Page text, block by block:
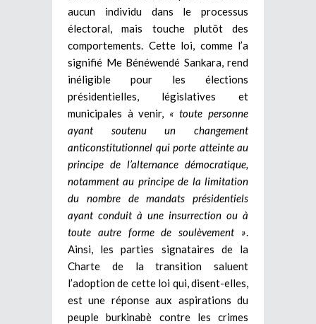
aucun individu dans le processus
électoral, mais touche plutôt des
comportements. Cette loi, comme l’a
signifié Me Bénéwendé Sankara, rend
inéligible pour les élections
présidentielles, législatives et
municipales à venir, « toute personne
ayant soutenu un changement
anticonstitutionnel qui porte atteinte au
principe de l’alternance démocratique,
notamment au principe de la limitation
du nombre de mandats présidentiels
ayant conduit à une insurrection ou à
toute autre forme de soulèvement »
Ainsi, les parties signataires de la
Charte de la transition saluent
l’adoption de cette loi qui, disent-elles,
est une réponse aux aspirations du
peuple burkinabè contre les crimes